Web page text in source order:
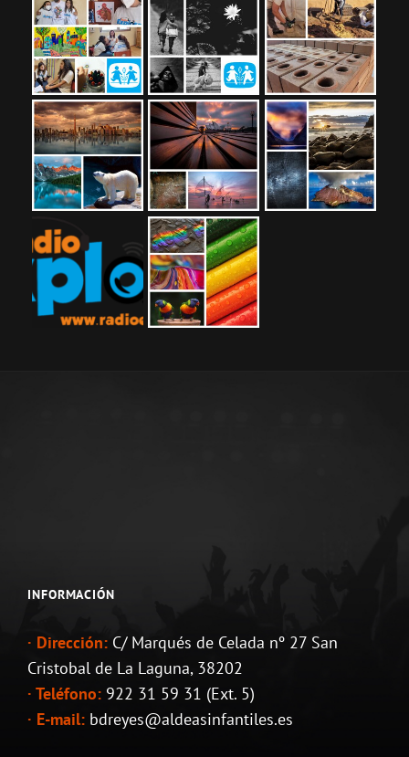
INFORMACIÓN
· Dirección: C/ Marqués de Celada nº 27 San
Cristobal de La Laguna, 38202
· Teléfono: 922 31 59 31 (Ext. 5)
· E-mail: bdreyes@aldeasinfantiles.es